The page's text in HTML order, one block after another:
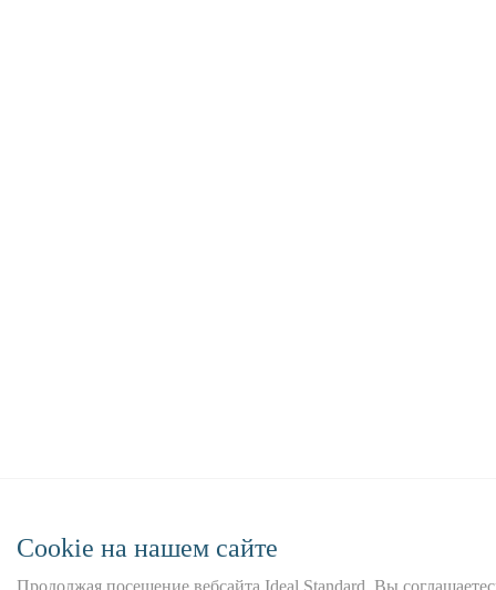
Сookie на нашем сайте
Продолжая посещение вебсайта Ideal Standard, Вы